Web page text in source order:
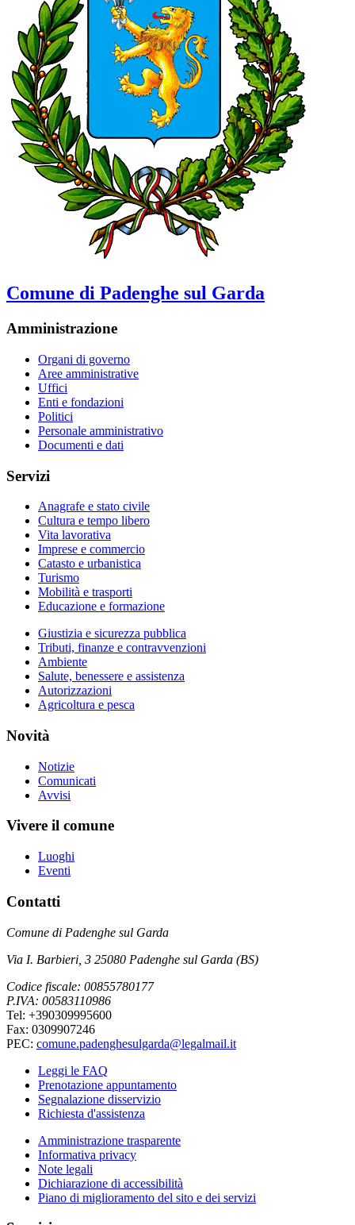
Comune di Padenghe sul Garda
Amministrazione
Organi di governo
Aree amministrative
Uffici
Enti e fondazioni
Politici
Personale amministrativo
Documenti e dati
Servizi
Anagrafe e stato civile
Cultura e tempo libero
Vita lavorativa
Imprese e commercio
Catasto e urbanistica
Turismo
Mobilità e trasporti
Educazione e formazione
Giustizia e sicurezza pubblica
Tributi, finanze e contravvenzioni
Ambiente
Salute, benessere e assistenza
Autorizzazioni
Agricoltura e pesca
Novità
Notizie
Comunicati
Avvisi
Vivere il comune
Luoghi
Eventi
Contatti
Comune di Padenghe sul Garda
Via I. Barbieri, 3 25080 Padenghe sul Garda (BS)
Codice fiscale: 00855780177
P.IVA: 00583110986
Tel: +390309995600
Fax: 0309907246
PEC: comune.padenghesulgarda@legalmail.it
Leggi le FAQ
Prenotazione appuntamento
Segnalazione disservizio
Richiesta d'assistenza
Amministrazione trasparente
Informativa privacy
Note legali
Dichiarazione di accessibilità
Piano di miglioramento del sito e dei servizi